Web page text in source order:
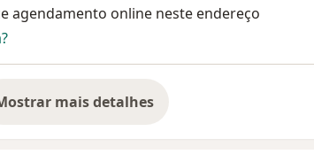
agendamento online neste endereço
mais detalhes
sobre o endereço